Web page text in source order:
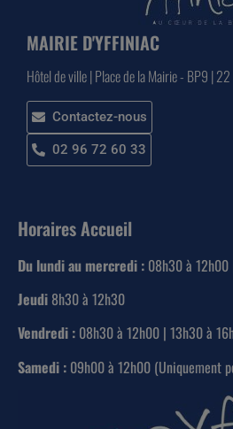
MAIRIE D'YFFINIAC
Hôtel de ville | Place de la Mairie - BP9 |
Contactez-nous
02 96 72 60 33
Horaires Accueil
Du lundi au mercredi : 08h30 à
Jeudi 8h30 à 12h30
Vendredi : 08h30 à 12h00 | 13h30 à
Samedi : 09h00 à 12h00 (Uniquement